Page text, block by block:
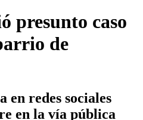
presunto caso
de
en redes sociales
en la vía pública